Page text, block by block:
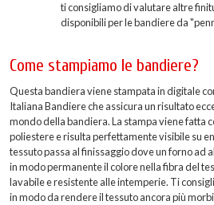
ti consigliamo di valutare altre
disponibili per le bandiere da
Come stampiamo le bandiere?
Questa bandiera viene stampata in digitale
Italiana Bandiere che assicura un risultato
mondo della bandiera. La stampa viene fatta
poliestere e risulta perfettamente visibile su
tessuto passa al finissaggio dove un forno ad
in modo permanente il colore nella fibra del
lavabile e resistente alle intemperie. Ti
in modo da rendere il tessuto ancora più